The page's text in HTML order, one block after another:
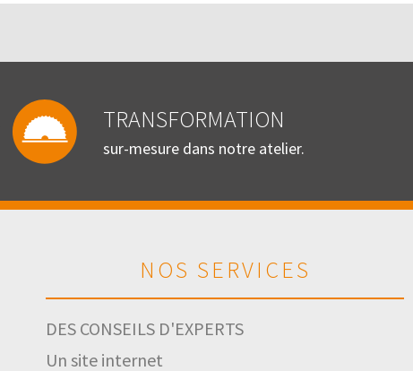
TRANSFORMATION
sur-mesure dans notre atelier.
NOS SERVICES
DES CONSEILS D'EXPERTS
Un site internet